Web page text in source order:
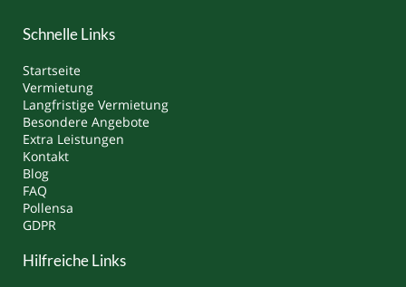
Schnelle Links
Startseite
Vermietung
Langfristige Vermietung
Besondere Angebote
Extra Leistungen
Kontakt
Blog
FAQ
Pollensa
GDPR
Hilfreiche Links